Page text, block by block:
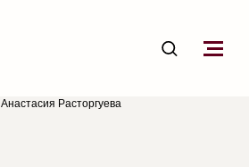
Анастасия Расторгуева